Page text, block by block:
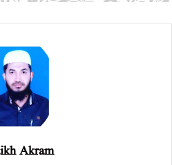
Akram